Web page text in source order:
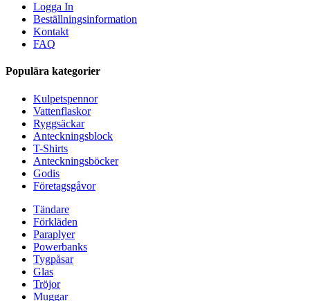
Logga In
Beställningsinformation
Kontakt
FAQ
Populära kategorier
Kulpetspennor
Vattenflaskor
Ryggsäckar
Anteckningsblock
T-Shirts
Anteckningsböcker
Godis
Företagsgåvor
Tändare
Förkläden
Paraplyer
Powerbanks
Tygpåsar
Glas
Tröjor
Muggar